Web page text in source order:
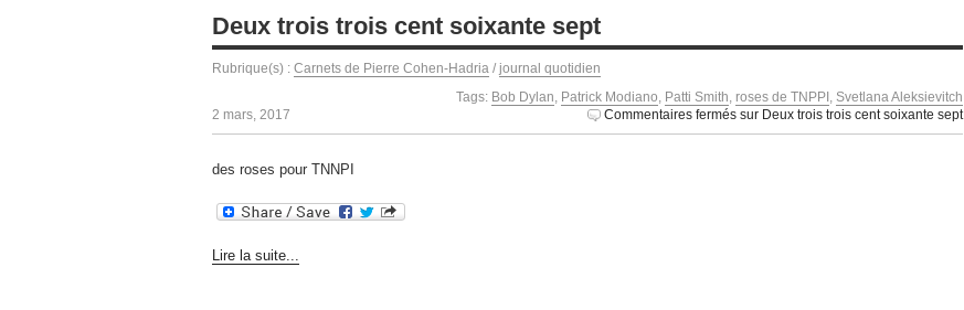
Deux trois trois cent soixante sept
Rubrique(s) : Carnets de Pierre Cohen-Hadria / journal quotidien
Tags: Bob Dylan, Patrick Modiano, Patti Smith, roses de TNPPI , Svetlana Aleksievitch
2 mars, 2017
Commentaires fermés sur Deux trois trois cent soixante sept
des roses pour TNNPI
Lire la suite...